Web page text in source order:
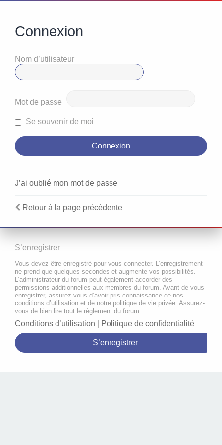
Connexion
Nom d’utilisateur
Mot de passe
Se souvenir de moi
J’ai oublié mon mot de passe
Retour à la page précédente
S’enregistrer
Vous devez être enregistré pour vous connecter. L’enregistrement
ne prend que quelques secondes et augmente vos possibilités.
L’administrateur du forum peut également accorder des
permissions additionnelles aux membres du forum. Avant de vous
enregistrer, assurez-vous d’avoir pris connaissance de nos
conditions d’utilisation et de notre politique de vie privée. Assurez-
vous de bien lire tout le règlement du forum.
Conditions d’utilisation Politique de confidentialité
S’enregistrer